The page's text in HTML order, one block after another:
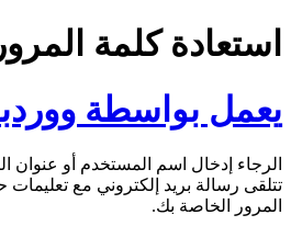
استعادة كلمة المرور
يعمل بواسطة
الرجاء إدخال اسم المستخدم أو عنوان
تتلقى رسالة بريد إلكتروني مع تعليمات
المرور الخاصة بك.